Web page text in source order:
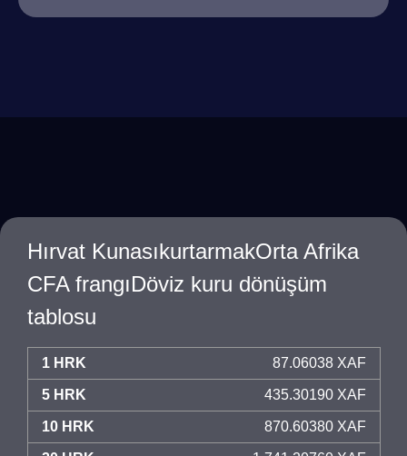
Hırvat KunasıkurtarmakOrta Afrika
CFA frangıDöviz kuru dönüşüm
tablosu
1 HRK 87.06038 XAF
5 HRK 435.30190 XAF
10 HRK 870.60380 XAF